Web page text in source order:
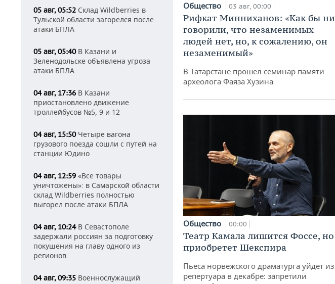
05 авг, 05:52 Склад Wildberries в
Тульской области загорелся после
атаки БПЛА
05 авг, 05:40В Казани и
Зеленодольске объявлена угроза
атаки БПЛА
04 авг, 17:36 В Казани
приостановлено движение
троллейбусов №5, 9 и 12
04 авг, 15:50Четыре вагона
грузового поезда сошли с путей на
станции Юдино
04 авг, 12:59 «Все товары
уничтожены»: в Самарской области
склад Wildberries полностью
выгорел после атаки БПЛА
04 авг, 10:24В Севастополе
задержали россиян за подготовку
покушения на главу одного из
регионов
04 авг, 09:35 Военнослужащий
Общество 03 авг, 00:00
Рифкат Минниханов: «Как бы ни
говорили, что незаменимых
людей нет, но, к сожалению, он
незаменимый»
В Татарстане прошел семинар памяти
археолога Фаяза Хузина
Общество 00:00
Театр Камала лишится Фоссе, но
приобретет Шекспира
Пьеса норвежского драматурга уйдет из
репертуара в декабре: запретили